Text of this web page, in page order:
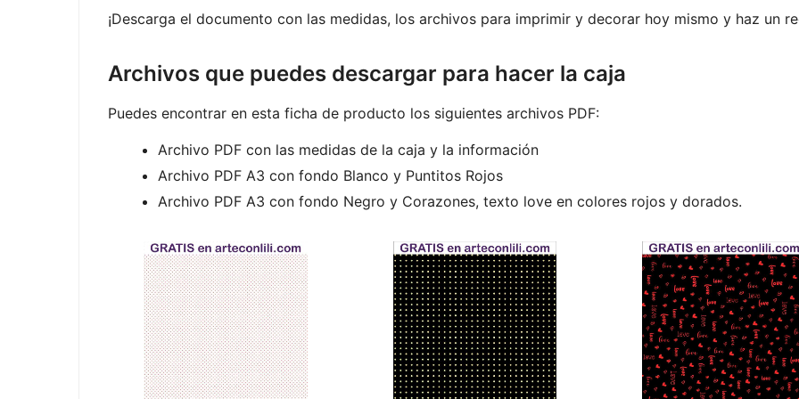
¡Descarga el documento con las medidas, los archivos para imprimir y decorar hoy mismo y haz un
Archivos que puedes descargar para hacer la caja
Puedes encontrar en esta ficha de producto los siguientes archivos PDF:
Archivo PDF con las medidas de la caja y la información
Archivo PDF A3 con fondo Blanco y Puntitos Rojos
Archivo PDF A3 con fondo Negro y Corazones, texto love en colores rojos y dorados.